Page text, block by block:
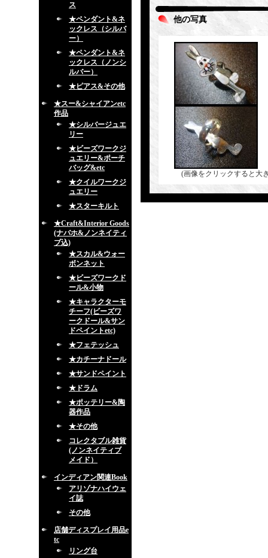
ス
★ペンダント&ネ
ックレス（シルバ
ー）
★ペンダント&ネ
ックレス（ノンシ
ルバー）
★ピアス&その他
★スー&シャイアンetc
作品
★シルバージュエ
リー
★ビーズワークジ
ュエリー&ポーチ
バッグ&etc
★クイルワークジ
ュエリー
★スターキルト
★Craft&Interior Goods
(ナバホ&ノンネイティ
ブ込)
★スカル&ウォー
ボンネット
★ビーズワークド
ール&小物
★キャラクターモ
チーフ(ビーズワ
ークドール&サン
ドペイントetc)
★フェテッシュ
★カチーナドール
★サンドペイント
★ドラム
★ポッテリー&陶
器作品
★その他
コレクタブル雑貨
(ノンネイティブ
メイド）
インディアン関連Book
アリゾナハイウェ
イ誌
その他
店舗ディスプレイ用品e
tc
リング台
他の写真
(画像をクリックすると大